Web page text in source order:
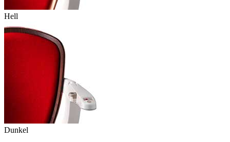
Hell
Dunkel